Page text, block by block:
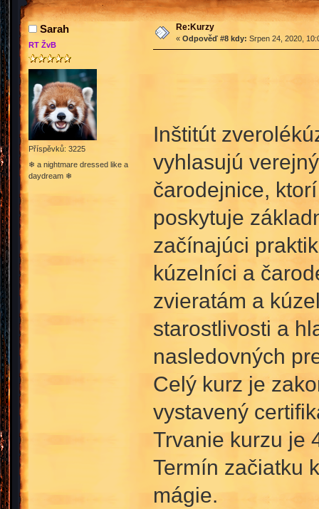
Sarah
RT ŽvB
Příspěvků: 3225
❄ a nightmare dressed like a
daydream ❄
Re:Kurzy
« Odpověď #8 kdy: Srpen 24, 2020,
Inštitút
vyhlasujú
čarodejnice,
poskytuje
začínajúci
kúzelníci a
zvieratám a
starostlivosti a
nasledovných
Celý kurz je
vystavený
Trvanie kurzu je
Termín začiatku
mágie.